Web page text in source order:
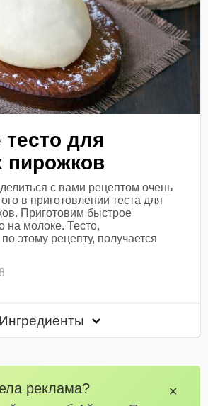
для
с вами рецептом очень
в приготовлении теста для
Приготовим быстрое
на молоке. Тесто,
этому рецепту, получается
Ингредиенты
реклама? ✕